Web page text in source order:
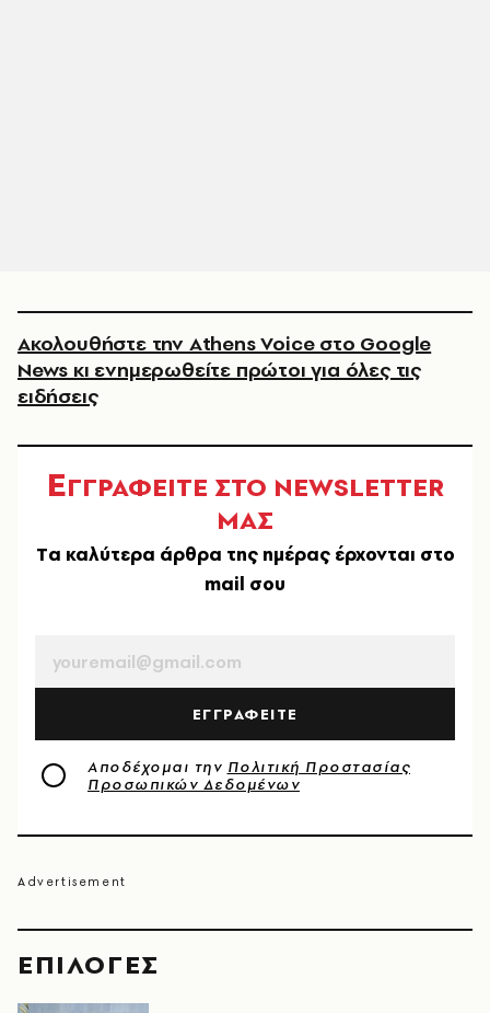
EΠΙΛΟΓΈΣ
Ακολουθήστε την Athens Voice στο Google
News κι ενημερωθείτε πρώτοι για όλες τις
ειδήσεις
ΕΓΓΡΑΦΕΙΤΕ ΣΤΟ NEWSLETTER
ΜΑΣ
Tα καλύτερα άρθρα της ημέρας έρχονται στο
mail σου
ΕΓΓΡΑΦΕΙΤΕ
Αποδέχομαι την Πολιτική Προστασίας
Προσωπικών Δεδομένων